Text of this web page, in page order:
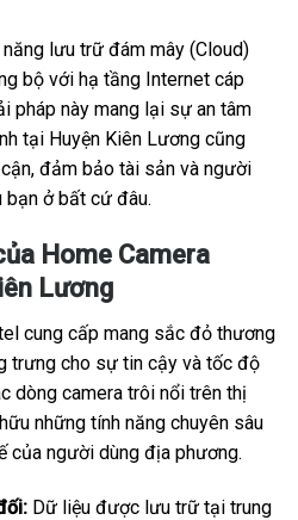
lưu trữ đám mây (Cloud)
bộ với hạ tầng Internet cáp
pháp này mang lại sự an tâm
tại Huyện Kiên Lương cũng
đảm bảo tài sản và người
bạn ở bất cứ đâu.
Home Camera
Lương
cung cấp mang sắc đỏ thương
trưng cho sự tin cậy và tốc độ
dòng camera trôi nổi trên thị
những tính năng chuyên sâu
của người dùng địa phương.
Dữ liệu được lưu trữ tại trung